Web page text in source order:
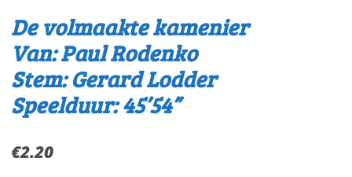
De volmaakte kamenier
Van: Paul Rodenko
Stem: Gerard Lodder
Speelduur: 45’54”
€2.20